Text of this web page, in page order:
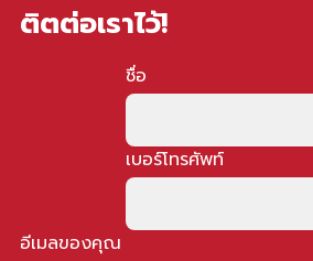
ติตต่อเราไว้!
ชื่อ
เบอร์โทรศัพท์
อีเมลของคุณ